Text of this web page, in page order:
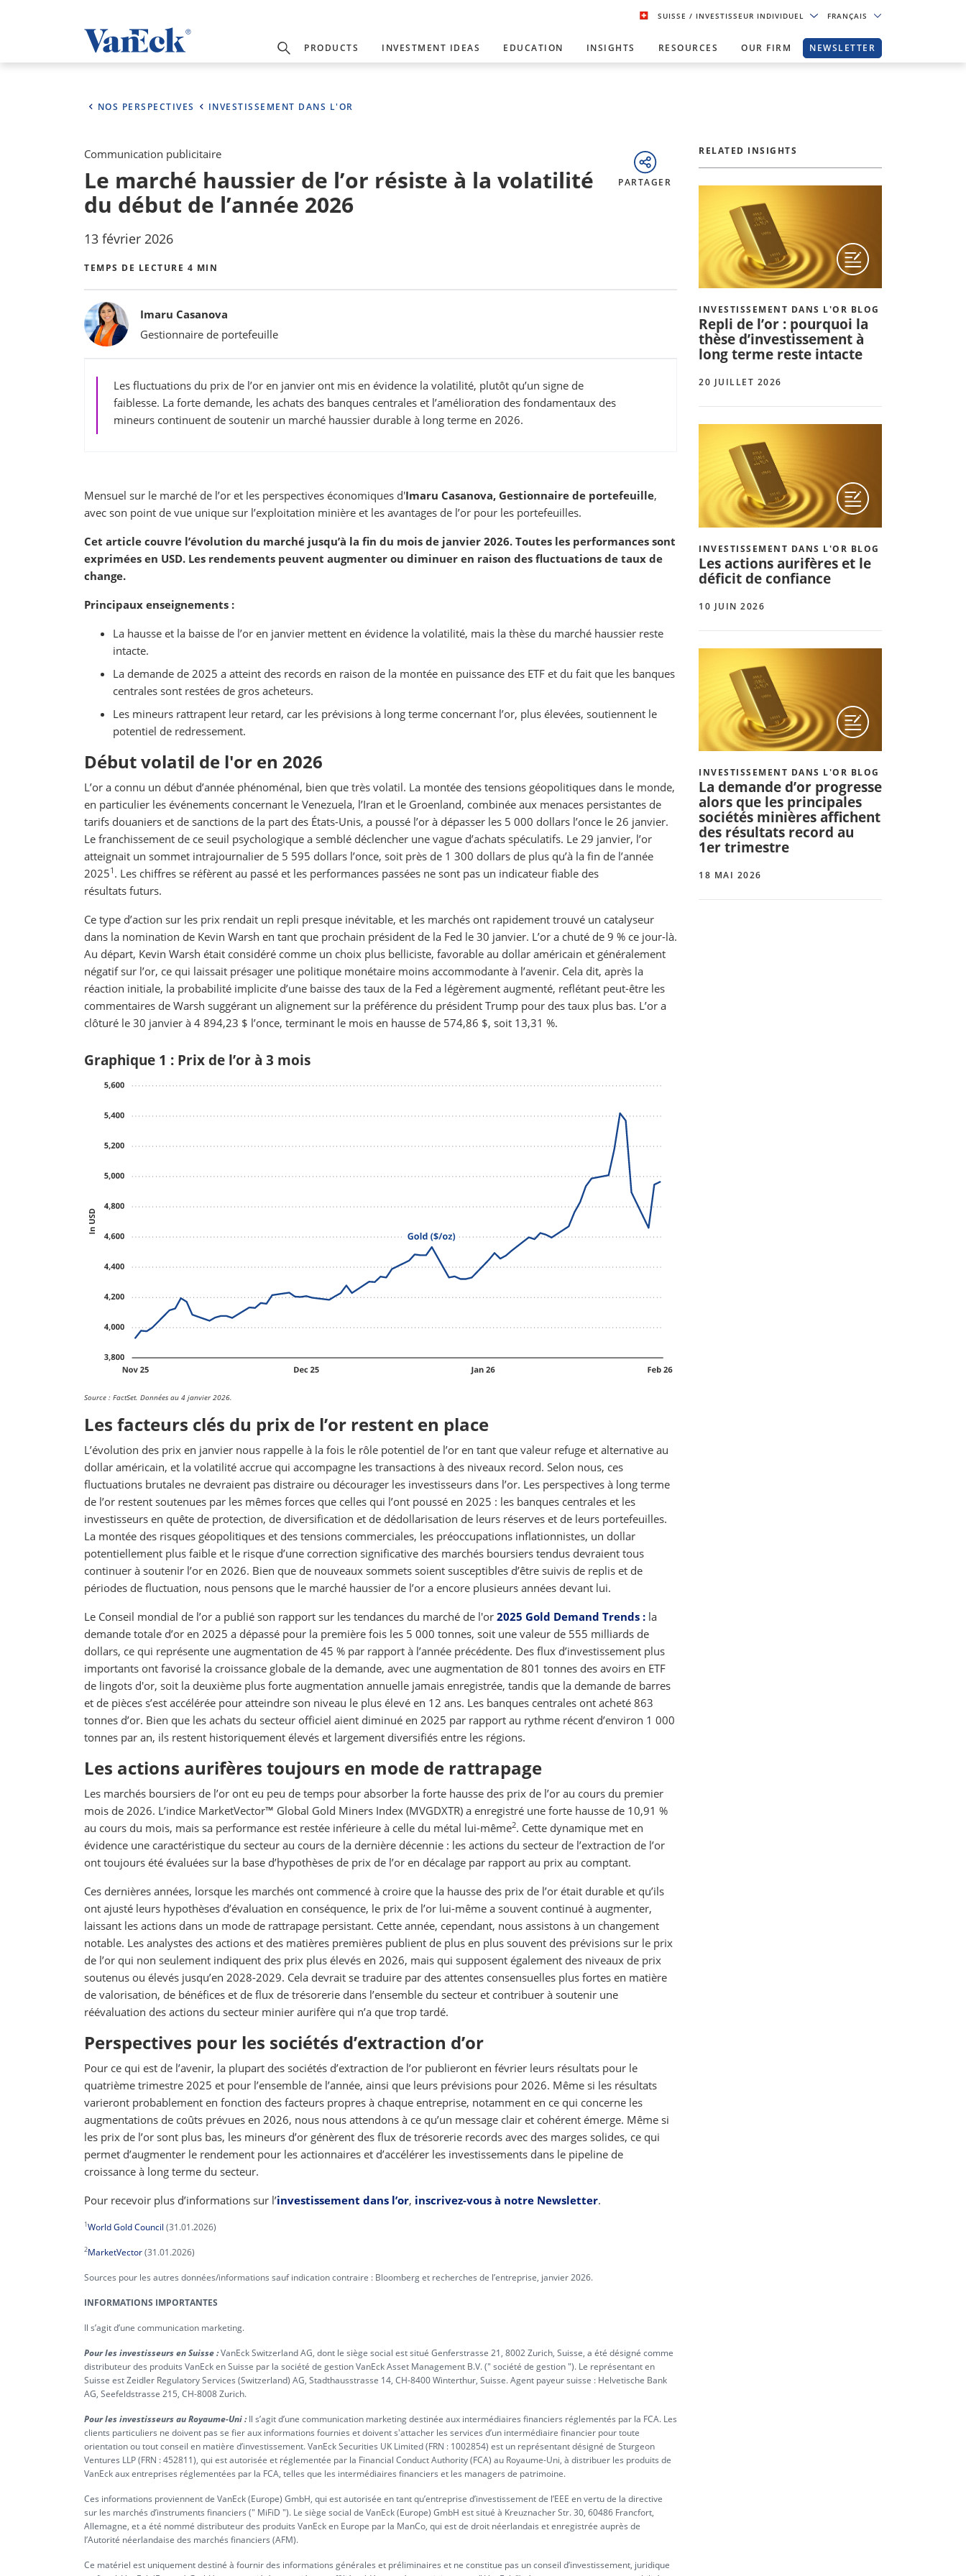
SUISSE/ INVESTISSEUR INDIVIDUEL FRANÇAIS
PRODUCTS INVESTMENT IDEAS EDUCATION INSIGHTS RESOURCES OUR FIRM NEWSLETTER
NOS PERSPECTIVES INVESTISSEMENT DANS L'OR
Communication publicitaire
Le marché haussier de l’or résiste à la volatilité
du début de l’année 2026
13 février 2026
TEMPS DE LECTURE 4 MIN
PARTAGER
BylinesImaru Casanova
Gestionnaire de portefeuille
Les fluctuations du prix de l’or en janvier ont mis en évidence la volatilité, plutôt qu’un signe de
faiblesse. La forte demande, les achats des banques centrales et l’amélioration des fondamentaux des
mineurs continuent de soutenir un marché haussier durable à long terme en 2026.
Mensuel sur le marché de l’or et les perspectives économiques d'Imaru Casanova, Gestionnaire de portefeuille,
avec son point de vue unique sur l’exploitation minière et les avantages de l’or pour les portefeuilles.
Cet article couvre l’évolution du marché jusqu’à la fin du mois de janvier 2026. Toutes les performances sont
exprimées en USD. Les rendements peuvent augmenter ou diminuer en raison des fluctuations de taux de
change.
Principaux enseignements :
La hausse et la baisse de l’or en janvier mettent en évidence la volatilité, mais la thèse du marché haussier reste
intacte.
La demande de 2025 a atteint des records en raison de la montée en puissance des ETF et du fait que les banques
centrales sont restées de gros acheteurs.
Les mineurs rattrapent leur retard, car les prévisions à long terme concernant l’or, plus élevées, soutiennent le
potentiel de redressement.
Début volatil de l'or en 2026
L’or a connu un début d’année phénoménal, bien que très volatil. La montée des tensions géopolitiques dans le monde,
en particulier les événements concernant le Venezuela, l’Iran et le Groenland, combinée aux menaces persistantes de
tarifs douaniers et de sanctions de la part des États-Unis, a poussé l’or à dépasser les 5 000 dollars l’once le 26 janvier.
Le franchissement de ce seuil psychologique a semblé déclencher une vague d’achats spéculatifs. Le 29 janvier, l’or
atteignait un sommet intrajournalier de 5 595 dollars l’once, soit près de 1 300 dollars de plus qu’à la fin de l’année
20251 . Les chiffres se réfèrent au passé et les performances passées ne sont pas un indicateur fiable des
résultats futurs.
Ce type d’action sur les prix rendait un repli presque inévitable, et les marchés ont rapidement trouvé un catalyseur
dans la nomination de Kevin Warsh en tant que prochain président de la Fed le 30 janvier. L’or a chuté de 9 % ce jour-là.
Au départ, Kevin Warsh était considéré comme un choix plus belliciste, favorable au dollar américain et généralement
négatif sur l’or, ce qui laissait présager une politique monétaire moins accommodante à l’avenir. Cela dit, après la
réaction initiale, la probabilité implicite d’une baisse des taux de la Fed a légèrement augmenté, reflétant peut-être les
commentaires de Warsh suggérant un alignement sur la préférence du président Trump pour des taux plus bas. L’or a
clôturé le 30 janvier à 4 894,23 $ l’once, terminant le mois en hausse de 574,86 $, soit 13,31 %.
Graphique 1 : Prix de l’or à 3 mois
Source : FactSet. Données au 4 janvier 2026.
Les facteurs clés du prix de l’or restent en place
L’évolution des prix en janvier nous rappelle à la fois le rôle potentiel de l’or en tant que valeur refuge et alternative au
dollar américain, et la volatilité accrue qui accompagne les transactions à des niveaux record. Selon nous, ces
fluctuations brutales ne devraient pas distraire ou décourager les investisseurs dans l’or. Les perspectives à long terme
de l’or restent soutenues par les mêmes forces que celles qui l’ont poussé en 2025 : les banques centrales et les
investisseurs en quête de protection, de diversification et de dédollarisation de leurs réserves et de leurs portefeuilles.
La montée des risques géopolitiques et des tensions commerciales, les préoccupations inflationnistes, un dollar
potentiellement plus faible et le risque d’une correction significative des marchés boursiers tendus devraient tous
continuer à soutenir l’or en 2026. Bien que de nouveaux sommets soient susceptibles d’être suivis de replis et de
périodes de fluctuation, nous pensons que le marché haussier de l’or a encore plusieurs années devant lui.
Le Conseil mondial de l’or a publié son rapport sur les tendances du marché de l'or 2025 Gold Demand Trends : la
demande totale d’or en 2025 a dépassé pour la première fois les 5 000 tonnes, soit une valeur de 555 milliards de
dollars, ce qui représente une augmentation de 45 % par rapport à l’année précédente. Des flux d’investissement plus
importants ont favorisé la croissance globale de la demande, avec une augmentation de 801 tonnes des avoirs en ETF
de lingots d'or, soit la deuxième plus forte augmentation annuelle jamais enregistrée, tandis que la demande de barres
et de pièces s’est accélérée pour atteindre son niveau le plus élevé en 12 ans. Les banques centrales ont acheté 863
tonnes d’or. Bien que les achats du secteur officiel aient diminué en 2025 par rapport au rythme récent d’environ 1 000
tonnes par an, ils restent historiquement élevés et largement diversifiés entre les régions.
Les actions aurifères toujours en mode de rattrapage
Les marchés boursiers de l’or ont eu peu de temps pour absorber la forte hausse des prix de l’or au cours du premier
mois de 2026. L’indice MarketVector™ Global Gold Miners Index (MVGDXTR) a enregistré une forte hausse de 10,91 %
au cours du mois, mais sa performance est restée inférieure à celle du métal lui-même2. Cette dynamique met en
évidence une caractéristique du secteur au cours de la dernière décennie : les actions du secteur de l’extraction de l’or
ont toujours été évaluées sur la base d’hypothèses de prix de l’or en décalage par rapport au prix au comptant.
Ces dernières années, lorsque les marchés ont commencé à croire que la hausse des prix de l’or était durable et qu’ils
ont ajusté leurs hypothèses d’évaluation en conséquence, le prix de l’or lui-même a souvent continué à augmenter,
laissant les actions dans un mode de rattrapage persistant. Cette année, cependant, nous assistons à un changement
notable. Les analystes des actions et des matières premières publient de plus en plus souvent des prévisions sur le prix
de l’or qui non seulement indiquent des prix plus élevés en 2026, mais qui supposent également des niveaux de prix
soutenus ou élevés jusqu’en 2028-2029. Cela devrait se traduire par des attentes consensuelles plus fortes en matière
de valorisation, de bénéfices et de flux de trésorerie dans l’ensemble du secteur et contribuer à soutenir une
réévaluation des actions du secteur minier aurifère qui n’a que trop tardé.
Perspectives pour les sociétés d’extraction d’or
Pour ce qui est de l’avenir, la plupart des sociétés d’extraction de l’or publieront en février leurs résultats pour le
quatrième trimestre 2025 et pour l’ensemble de l’année, ainsi que leurs prévisions pour 2026. Même si les résultats
varieront probablement en fonction des facteurs propres à chaque entreprise, notamment en ce qui concerne les
augmentations de coûts prévues en 2026, nous nous attendons à ce qu’un message clair et cohérent émerge. Même si
les prix de l’or sont plus bas, les mineurs d’or génèrent des flux de trésorerie records avec des marges solides, ce qui
permet d’augmenter le rendement pour les actionnaires et d’accélérer les investissements dans le pipeline de
croissance à long terme du secteur.
Pour recevoir plus d’informations sur l’investissement dans l’or, inscrivez-vous à notre Newsletter.
1World Gold Council (31.01.2026)
2MarketVector(31.01.2026)
Sources pour les autres données/informations sauf indication contraire : Bloomberg et recherches de l’entreprise, janvier 2026.
INFORMATIONS IMPORTANTES
Il s’agit d’une communication marketing.
Pour les investisseurs en Suisse :VanEck Switzerland AG, dont le siège social est situé Genferstrasse 21, 8002 Zurich, Suisse, a été désigné comme
distributeur des produits VanEck en Suisse par la société de gestion VanEck Asset Management B.V. (" société de gestion "). Le représentant en
Suisse est Zeidler Regulatory Services (Switzerland) AG, Stadthausstrasse 14, CH-8400 Winterthur, Suisse. Agent payeur suisse : Helvetische Bank
AG, Seefeldstrasse 215, CH-8008 Zurich.
Pour les investisseurs au Royaume-Uni :Il s’agit d’une communication marketing destinée aux intermédiaires financiers réglementés par la FCA. Les
clients particuliers ne doivent pas se fier aux informations fournies et doivent s'attacher les services d’un intermédiaire financier pour toute
orientation ou tout conseil en matière d’investissement. VanEck Securities UK Limited (FRN : 1002854) est un représentant désigné de Sturgeon
Ventures LLP (FRN : 452811), qui est autorisée et réglementée par la Financial Conduct Authority (FCA) au Royaume-Uni, à distribuer les produits de
VanEck aux entreprises réglementées par la FCA, telles que les intermédiaires financiers et les managers de patrimoine.
Ces informations proviennent de VanEck (Europe) GmbH, qui est autorisée en tant qu’entreprise d’investissement de l’EEE en vertu de la directive
sur les marchés d’instruments financiers (" MiFiD "). Le siège social de VanEck (Europe) GmbH est situé à Kreuznacher Str. 30, 60486 Francfort,
Allemagne, et a été nommé distributeur des produits VanEck en Europe par la ManCo, qui est de droit néerlandais et enregistrée auprès de
l’Autorité néerlandaise des marchés financiers (AFM).
Ce matériel est uniquement destiné à fournir des informations générales et préliminaires et ne constitue pas un conseil d’investissement, juridique
RELATED INSIGHTS
INVESTISSEMENT DANS L'OR BLOG
Repli de l’or : pourquoi la
thèse d’investissement à
long terme reste intacte
20 JUILLET 2026
INVESTISSEMENT DANS L'OR BLOG
Les actions aurifères et le
déficit de confiance
10 JUIN 2026
INVESTISSEMENT DANS L'OR BLOG
La demande d’or progresse
alors que les principales
sociétés minières affichent
des résultats record au
1er trimestre
18 MAI 2026